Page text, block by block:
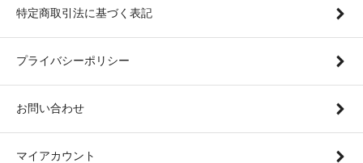
特定商取引法に基づく表記
プライバシーポリシー
お問い合わせ
マイアカウント